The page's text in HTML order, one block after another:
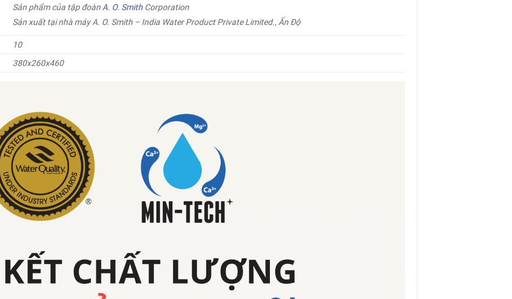
Sản phẩm của tập đoàn A. O. SmithCorporation
Sản xuất tại nhà máy A. O. Smith – India Water Product Private Limited., Ấn Độ
10
380x260x460